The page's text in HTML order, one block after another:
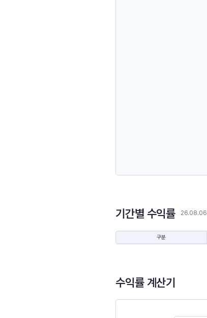
기간별 수익률 26.08.06
구분
수익률 계산기